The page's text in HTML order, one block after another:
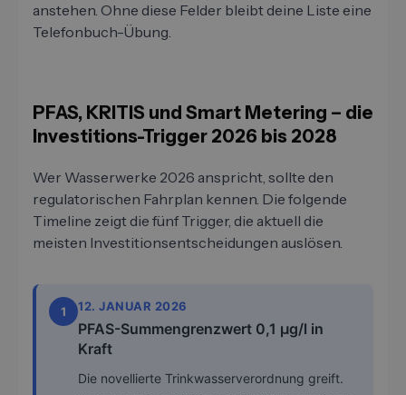
anstehen. Ohne diese Felder bleibt deine Liste eine
Telefonbuch-Übung.
PFAS, KRITIS und Smart Metering – die
Investitions-Trigger 2026 bis 2028
Wer Wasserwerke 2026 anspricht, sollte den
regulatorischen Fahrplan kennen. Die folgende
Timeline zeigt die fünf Trigger, die aktuell die
meisten Investitionsentscheidungen auslösen.
1 12. JANUAR 2026
PFAS-Summengrenzwert 0,1 µg/l in
Kraft
Die novellierte Trinkwasserverordnung greift.